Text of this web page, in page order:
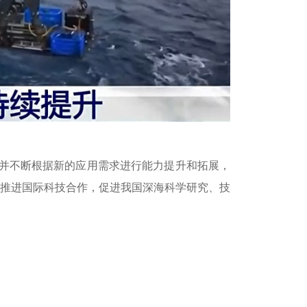
不断根据新的应用需求进行能力提升和拓展，
进国际科技合作，促进我国深海科学研究、技